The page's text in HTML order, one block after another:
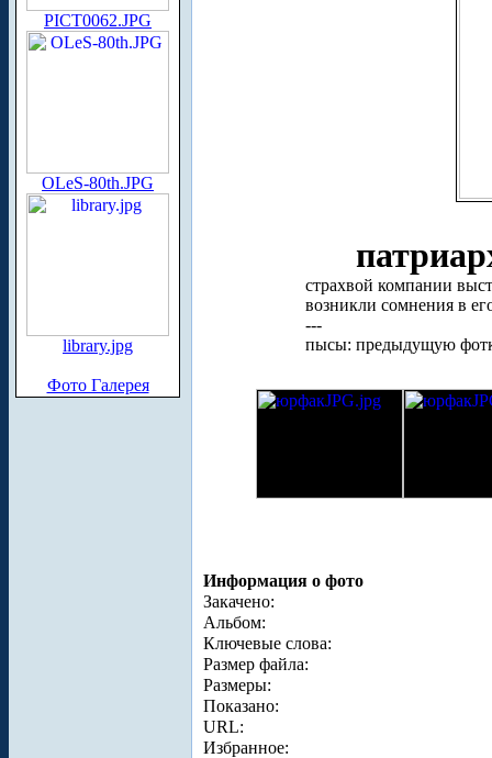
PICT0062.JPG
OLeS-80th.JPG
library.jpg
Фото Галерея
страхвой компании
возникли сомнения в
---
пысы: предыдущую
Информация о фото
Закачено:
Альбом:
Ключевые слова:
Размер файла:
Размеры:
Показано:
URL:
Избранное: